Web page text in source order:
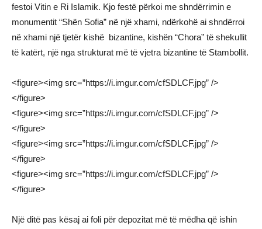
festoi Vitin e Ri Islamik. Kjo festë përkoi me shndërrimin e
monumentit “Shën Sofia” në një xhami, ndërkohë ai shndërroi
në xhami një tjetër kishë bizantine, kishën “Chora” të shekullit
të katërt, një nga strukturat më të vjetra bizantine të Stambollit.
<figure><img src=”https://i.imgur.com/cfSDLCF.jpg” />
</figure>
<figure><img src=”https://i.imgur.com/cfSDLCF.jpg” />
</figure>
<figure><img src=”https://i.imgur.com/cfSDLCF.jpg” />
</figure>
<figure><img src=”https://i.imgur.com/cfSDLCF.jpg” />
</figure>
Një ditë pas kësaj ai foli për depozitat më të mëdha që ishin